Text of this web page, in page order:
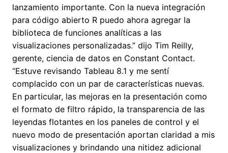
lanzamiento importante. Con la nueva integración
para código abierto R puedo ahora agregar la
biblioteca de funciones analíticas a las
visualizaciones personalizadas.” dijo Tim Reilly,
gerente, ciencia de datos en Constant Contact.
“Estuve revisando Tableau 8.1 y me sentí
complacido con un par de características nuevas.
En particular, las mejoras en la presentación como
el formato de filtro rápido, la transparencia de las
leyendas flotantes en los paneles de control y el
nuevo modo de presentación aportan claridad a mis
visualizaciones y brindando una nitidez adicional